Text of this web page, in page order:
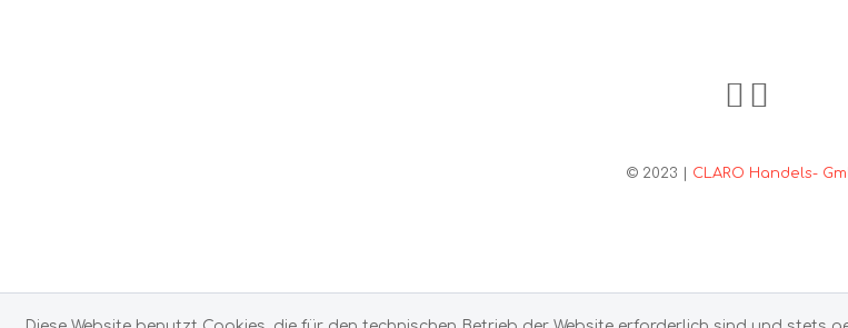
© 2023 | CLARO Handels-